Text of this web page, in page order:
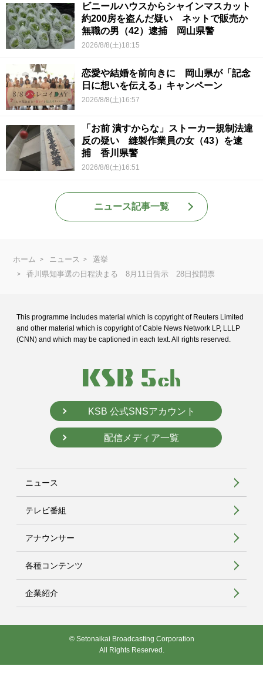
ビニールハウスからシャインマスカット
約200房を盗んだ疑い ネットで販売か
無職の男（42）逮捕 岡山県警
2026/8/8(土)18:15
恋愛や結婚を前向きに 岡山県が「記念
日に想いを伝える」キャンペーン
2026/8/8(土)16:57
「お前 潰すからな」ストーカー規制法違
反の疑い 縫製作業員の女（43）を逮
捕 香川県警
2026/8/8(土)16:51
ニュース記事一覧
ホーム ニュース
選挙
香川県知事選の日程決まる 8月11日告示 28日投開票
This programme includes material which is copyright of Reuters Limited
and other material which is copyright of Cable News Network LP, LLLP
(CNN) and which may be captioned in each text. All rights reserved.
KSB 公式SNSアカウント
配信メディア一覧
ニュース
テレビ番組
アナウンサー
各種コンテンツ
企業紹介
© Setonaikai Broadcasting Corporation
All Rights Reserved.